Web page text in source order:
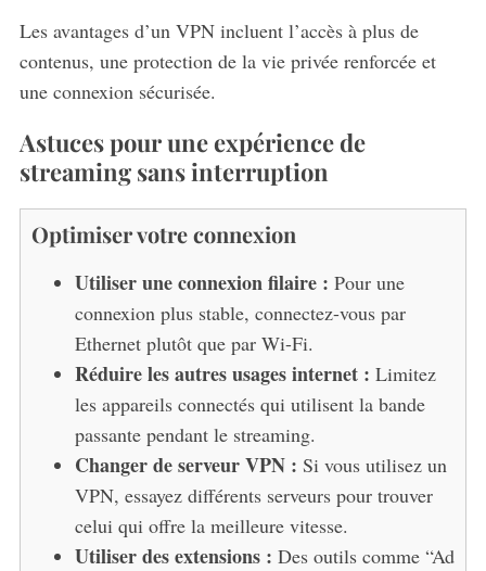
Les avantages d’un VPN incluent l’accès à plus de
contenus, une protection de la vie privée renforcée et
une connexion sécurisée.
Astuces pour une expérience de
streaming sans interruption
Optimiser votre connexion
Utiliser une connexion filaire : Pour une
connexion plus stable, connectez-vous par
Ethernet plutôt que par Wi-Fi.
Réduire les autres usages internet : Limitez
les appareils connectés qui utilisent la bande
passante pendant le streaming.
Changer de serveur VPN : Si vous utilisez un
VPN, essayez différents serveurs pour trouver
celui qui offre la meilleure vitesse.
Utiliser des extensions : Des outils comme “Ad